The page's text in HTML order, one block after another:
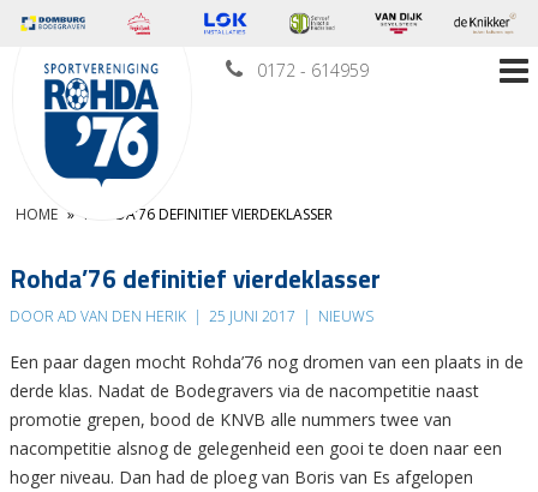
0172 - 614959
HOME » ROHDA’76 DEFINITIEF VIERDEKLASSER
Rohda’76 definitief vierdeklasser
DOOR AD VAN DEN HERIK | 25 JUNI 2017 | NIEUWS
Een paar dagen mocht Rohda’76 nog dromen van een plaats in de
derde klas. Nadat de Bodegravers via de nacompetitie naast
promotie grepen, bood de KNVB alle nummers twee van
nacompetitie alsnog de gelegenheid een gooi te doen naar een
hoger niveau. Dan had de ploeg van Boris van Es afgelopen